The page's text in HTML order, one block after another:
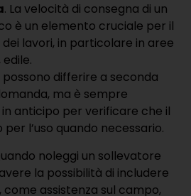
. La velocità di consegna di un
è un elemento cruciale per il
lavori, in particolare in aree
differire a seconda
ma è sempre
anticipo per verificare che il
l’uso quando necessario.
noleggi un sollevatore
la possibilità di includere
assistenza sul campo,